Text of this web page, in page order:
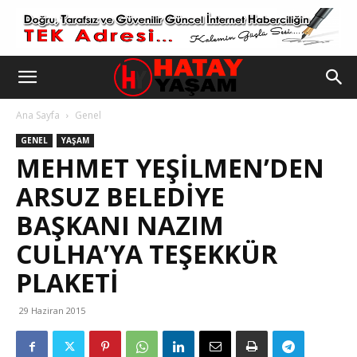
Ana Sayfa Genel
GENEL YAŞAM
MEHMET YEŞILMEN’DEN
ARSUZ BELEDIYE
BAŞKANI NAZIM
CULHA’YA TEŞEKKÜR
PLAKETI
29 Haziran 2015